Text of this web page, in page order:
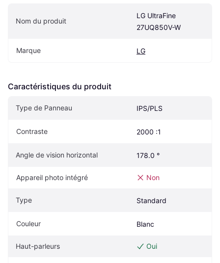
Nom du produit
LG UltraFine
27UQ850V-W
Marque LG
Caractéristiques du produit
Type de Panneau IPS/PLS
Contraste 2000 :1
Angle de vision horizontal 178.0 °
Appareil photo intégré Non
Type Standard
Couleur Blanc
Haut-parleurs Oui